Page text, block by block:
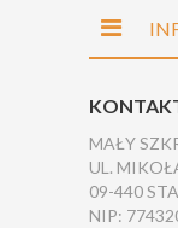
MAŁY
UL.
09-440
NIP: